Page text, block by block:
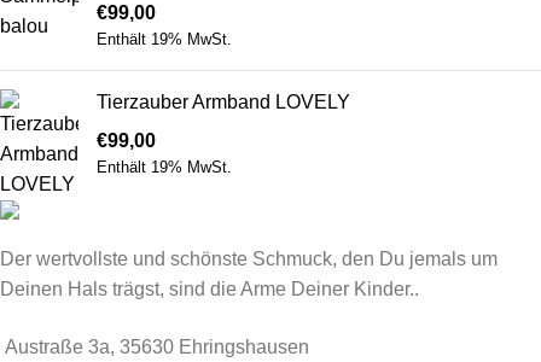
€99,00
Enthält 19% MwSt.
Tierzauber Armband LOVELY
€99,00
Enthält 19% MwSt.
Der wertvollste und schönste Schmuck, den Du jemals um
Deinen Hals trägst, sind die Arme Deiner Kinder..
Austraße 3a, 35630 Ehringshausen